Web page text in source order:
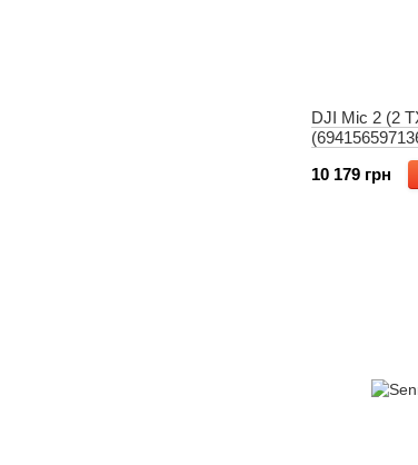
DJI Mic 2 (2
10 179 грн